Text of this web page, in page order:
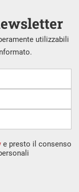
utilizzabili
e presto il consenso